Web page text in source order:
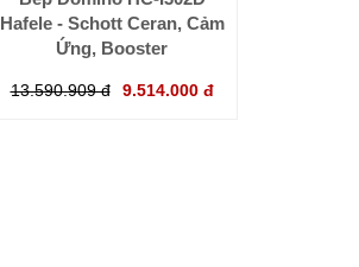
Hafele - Schott Ceran, Cảm
Ứng, Booster
13.590.909 đ 9.514.000 đ